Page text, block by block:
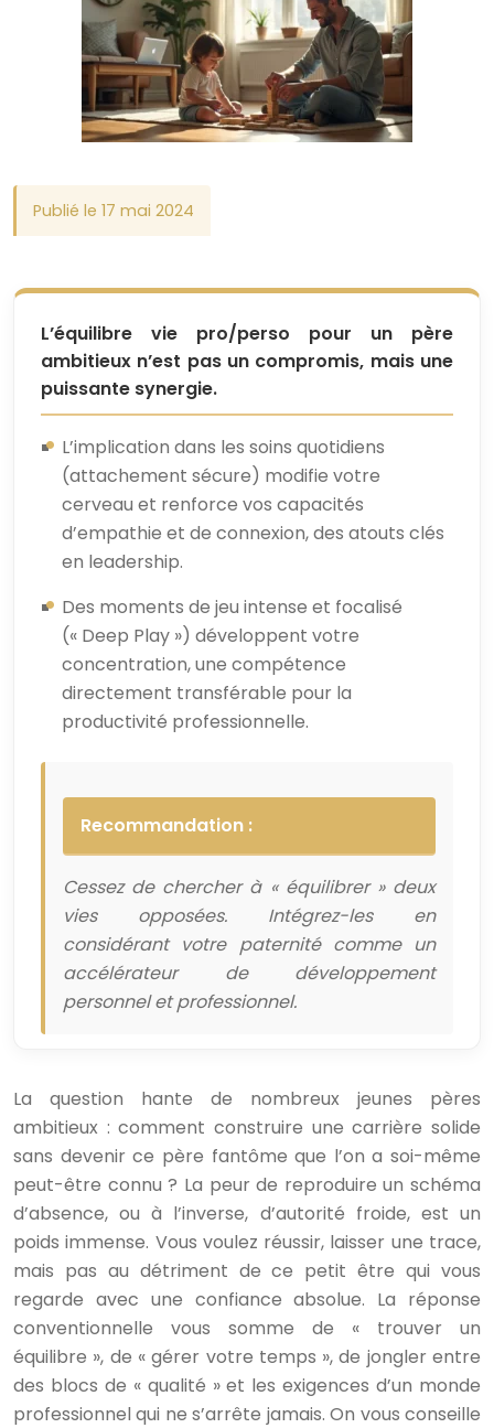
Publié le 17 mai 2024
L’équilibre vie pro/perso pour un père
ambitieux n’est pas un compromis, mais une
puissante synergie.
L’implication dans les soins quotidiens
(attachement sécure) modifie votre
cerveau et renforce vos capacités
d’empathie et de connexion, des atouts clés
en leadership.
Des moments de jeu intense et focalisé
(« Deep Play ») développent votre
concentration, une compétence
directement transférable pour la
productivité professionnelle.
Recommandation :
Cessez de chercher à « équilibrer » deux
vies opposées. Intégrez-les en
considérant votre paternité comme un
accélérateur de développement
personnel et professionnel.
La question hante de nombreux jeunes pères
ambitieux : comment construire une carrière solide
sans devenir ce père fantôme que l’on a soi-même
peut-être connu ? La peur de reproduire un schéma
d’absence, ou à l’inverse, d’autorité froide, est un
poids immense. Vous voulez réussir, laisser une trace,
mais pas au détriment de ce petit être qui vous
regarde avec une confiance absolue. La réponse
conventionnelle vous somme de « trouver un
équilibre », de « gérer votre temps », de jongler entre
des blocs de « qualité » et les exigences d’un monde
professionnel qui ne s’arrête jamais. On vous conseille